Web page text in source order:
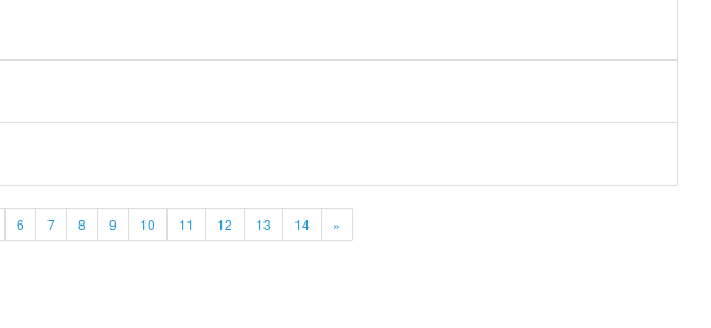
6 7 8 9 10 11 12 13 14 »